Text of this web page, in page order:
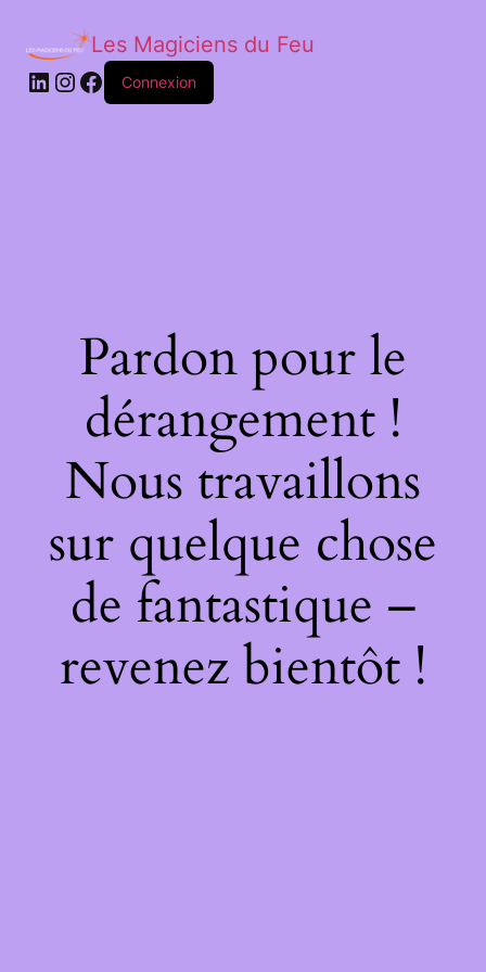
Les Magiciens du Feu
LinkedIn
Instagram
Facebook
Connexion
Pardon pour le
dérangement !
Nous travaillons
sur quelque chose
de fantastique –
revenez bientôt !